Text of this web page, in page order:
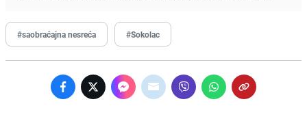
#saobraćajna nesreća #Sokolac